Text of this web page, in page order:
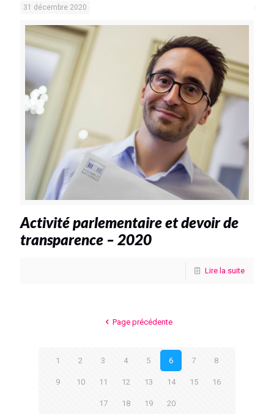
31 décembre 2020
Activité parlementaire et devoir de
transparence – 2020
Lire la suite
Page précédente
1 2 3 4 5 6 7 8
9 10 11 12 13 14 15 16
17 18 19 20